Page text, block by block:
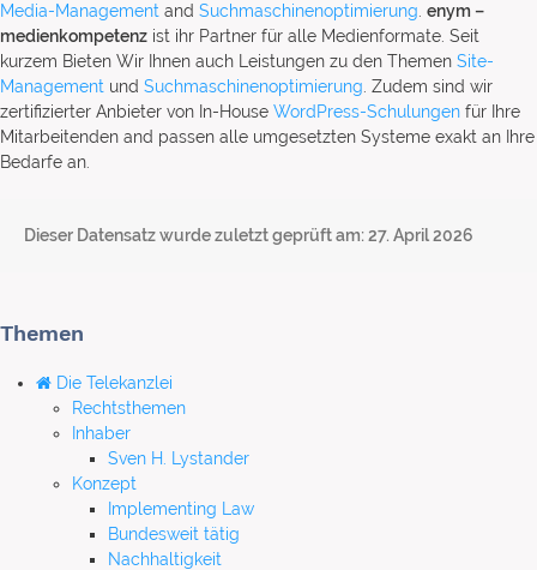
Media-Management and Suchmaschinenoptimierung enym –
medienkompetenz ist ihr Partner für alle Medienformate. Seit
kurzem Bieten Wir Ihnen auch Leistungen zu den Themen Site-
Management und Suchmaschinenoptimierung . Zudem sind wir
zertifizierter Anbieter von In-House WordPress-Schulungen für Ihre
Mitarbeitenden and passen alle umgesetzten Systeme exakt an Ihre
Bedarfe an.
Dieser Datensatz wurde zuletzt geprüft am: 27. April 2026
Themen
Die Telekanzlei
Rechtsthemen
Inhaber
Sven H. Lystander
Konzept
Implementing Law
Bundesweit tätig
Nachhaltigkeit